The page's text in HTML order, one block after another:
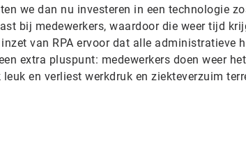
we dan nu investeren in een technologie
bij medewerkers, waardoor die weer tijd
van RPA ervoor dat alle administratieve
extra pluspunt: medewerkers doen weer
en verliest werkdruk en ziekteverzuim